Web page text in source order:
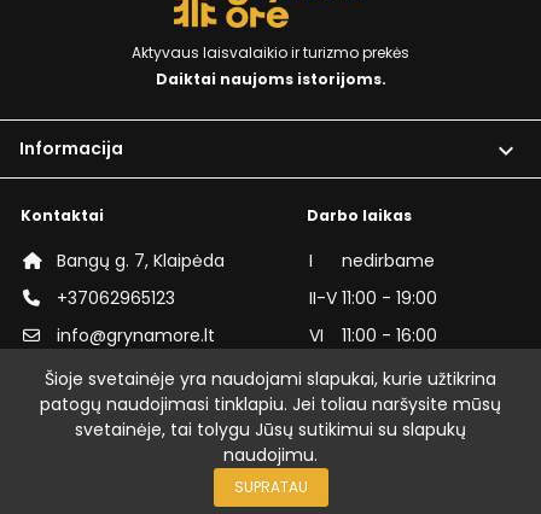
Aktyvaus laisvalaikio ir turizmo prekės
Daiktai naujoms istorijoms.
Informacija 
Kontaktai
Bangų g. 7, Klaipėda
+37062965123
info@grynamore.lt
grynamore
grynamorelt
Darbo laikas
I
nedirbame
II-V 11:00 - 19:00
VI
11:00 - 16:00
VII nedirbame
© GrynamOre | Visos teisės saugomos
Sprendimas: Grynam Ore
Šioje svetainėje yra naudojami slapukai, kurie užtikrina
patogų naudojimasi tinklapiu. Jei toliau naršysite mūsų
svetainėje, tai tolygu Jūsų sutikimui su slapukų
naudojimu.
SUPRATAU